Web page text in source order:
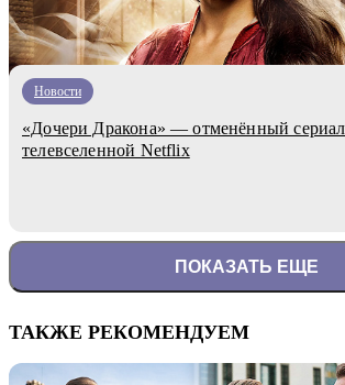
Новости
«Дочери Дракона» — отменённый
телевселенной Netflix
ПОКАЗАТЬ ЕЩЕ
ТАКЖЕ РЕКОМЕНДУЕМ